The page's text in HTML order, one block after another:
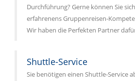
Durchführung? Gerne können Sie
erfahrenens Gruppenreisen-
Wir haben die Perfekten Partner
Shuttle-Service
Sie benötigen einen Shuttle-Service